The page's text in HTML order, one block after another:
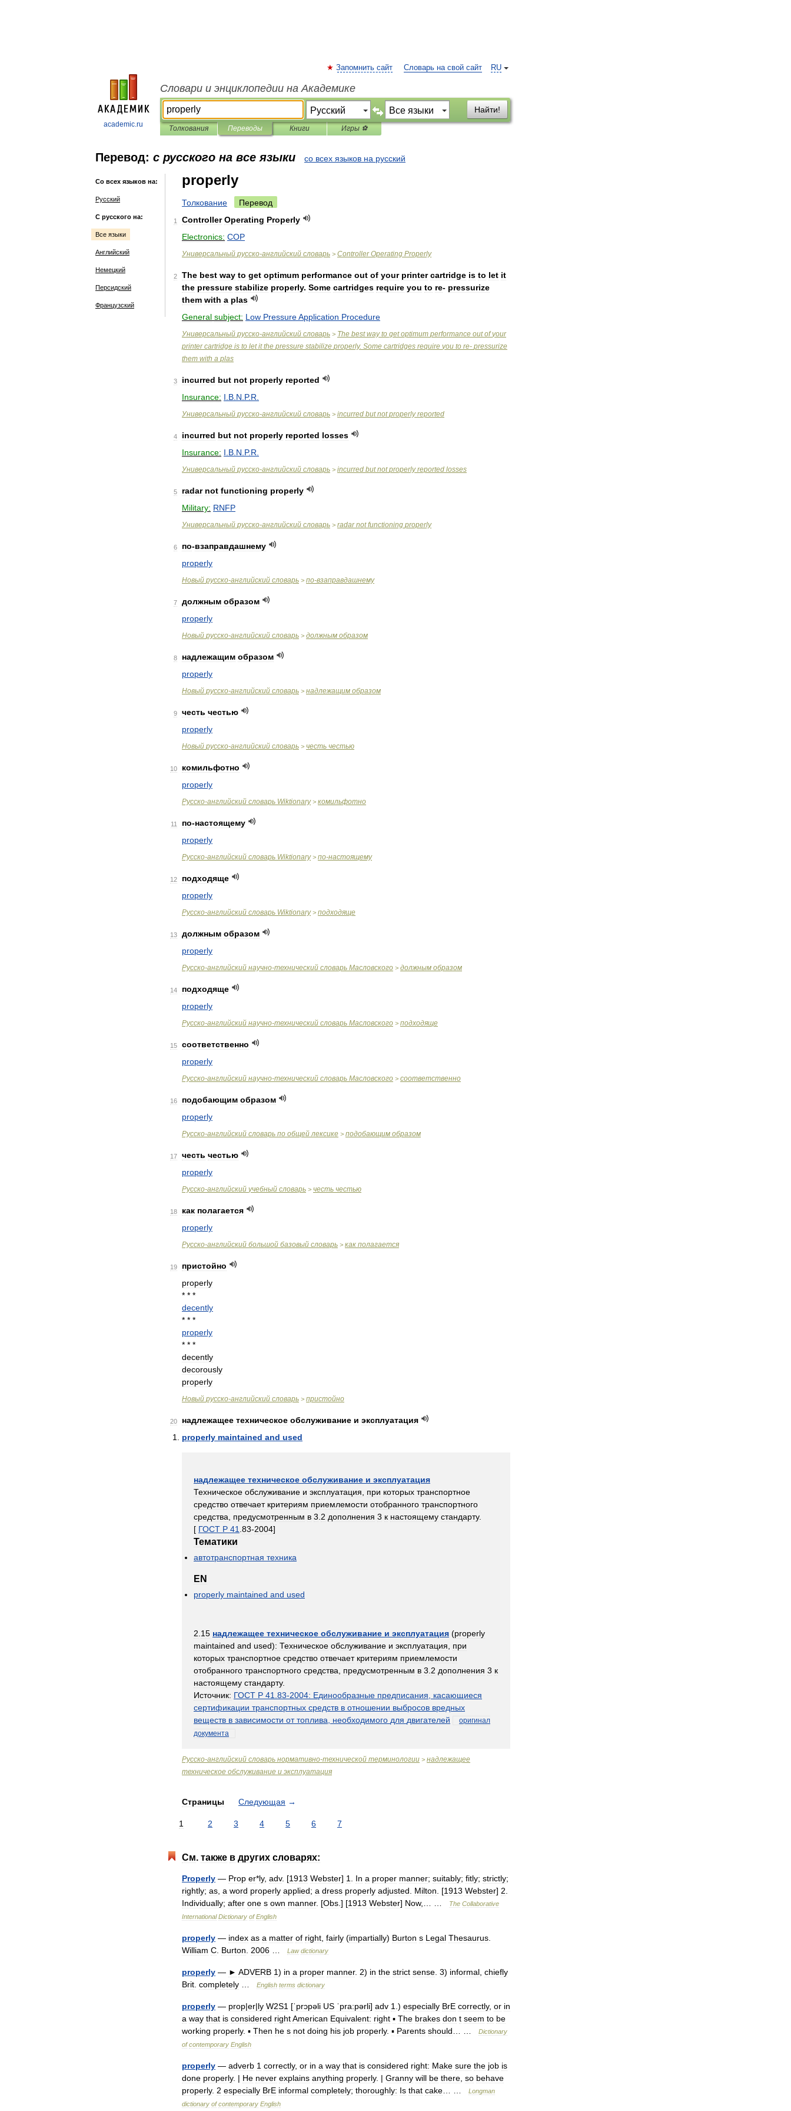
academic.ru
RU
Запомнить сайт Словарь на свой сайт
Словари и энциклопедии на Академике
Найти!
Толкования Переводы Книги Игры ⚽
Перевод: с русского на все языки со всех языков на русский
Со всех языков на:
Русский
С русского на:
Все языки
Английский
Немецкий
Персидский
Французский
properly
Толкование Перевод
1 Controller Operating Properly
Electronics: COP
Универсальный русско-английский словарь > Controller Operating Properly
2 The best way to get optimum performance out of your printer cartridge is to let it
the pressure stabilize properly. Some cartridges require you to re- pressurize
them with a plas
General subject: Low PressureApplication Procedure
Универсальный русско-английский словарь > The best way to get optimum performance out of your
printer cartridge is to let it the pressure stabilize properly. Some cartridges require you to re- pressurize
them with a plas
3 incurred but not properly reported
Insurance: I B N P.R
Универсальный русско-английский словарь > incurred but not properly reported
4 incurred but not properly reported losses
Insurance: I B N P.R
Универсальный русско-английский словарь > incurred but not properly reported losses
5 radar not functioning properly
Military: RNFP
Универсальный русско-английский словарь > radar not functioning properly
6 по-взаправдашнему
properly
Новый русско-английский словарь > по-взаправдашнему
7 должным образом
properly
Новый русско-английский словарь > должным образом
8 надлежащим образом
properly
Новый русско-английский словарь > надлежащим образом
9 честь честью
properly
Новый русско-английский словарь > честь честью
10
комильфотно
properly
Русско-английский словарь Wiktionary> комильфотно
11 по-настоящему
properly
Русско-английский словарь Wiktionary> по-настоящему
12
подходяще
properly
Русско-английский словарь Wiktionary> подходяще
13 должным образом
properly
Русско-английский научно-технический словарь Масловского > должным образом
14
подходяще
properly
Русско-английский научно-технический словарь Масловского > подходяще
15
соответственно
properly
Русско-английский научно-технический словарь Масловского > соответственно
16 подобающим образом
properly
Русско-английский словарь по общей лексике > подобающим образом
17 честь честью
properly
Русско-английский учебный словарь > честь честью
18 как полагается
properly
Русско-английский большой базовый словарь > как полагается
19
пристойно
properly
* * *
decently
* * *
properly
* * *
decently
decorously
properly
Новый русско-английский словарь > пристойно
20 надлежащее техническое обслуживание и эксплуатация
properly maintained and used
надлежащее техническое обслуживание и эксплуатация
Техническое обслуживание и эксплуатация при которых транспортное
средство отвечает критериям приемлемости отобранного транспортного
средства
предусмотренным в 3 2 дополнения 3 к настоящему стандарту.
[ ГОСТ Р 41 83-2004]
Тематики
автотранспортная техника
EN
properly maintained and used
2 15 надлежащее техническое обслуживание и эксплуатация (properly
maintained and used): Техническое обслуживание и эксплуатация
при
которых транспортное средство отвечает критериям приемлемости
отобранного транспортного средства предусмотренным в 3 2 дополнения 3 к
настоящему стандарту.
Источник: ГОСТ Р 41 83-2004: Единообразные предписания
касающиеся
сертификации транспортных средств в отношении выбросов вредных
веществ в зависимости от топлива необходимого для двигателей
оригинал
документа
Русско-английский словарь нормативно-технической терминологии > надлежащее
техническое обслуживание и эксплуатация
Страницы Следующая →
1 2 3 4 5 6 7
См. также в других словарях:
Properly — Prop er*ly, adv. [1913 Webster] 1 In a proper manner; suitably; fitly; strictly;
rightly; as a word properly applied; a dress properly adjusted Milton . [1913 Webster] 2
Individually; after one s own manner. [Obs .] [1913 Webster] Now,… … The Collaborative
International Dictionary of English
properly — index as a matter of right fairly (impartially) Burton s Legal Thesaurus
William C Burton 2006 Law dictionary
properly — ► ADVERB 1) in a proper manner. 2) in the strict sense 3) informal chiefly
Brit completely English terms dictionary
properly — prop|er|ly W2S1 [ˈprɔpəli US ˈpra:pərli] adv 1 .) especially BrE correctly, or in
a way that is considered rightAmerican Equivalent: right ▪ The brakes don t seem to be
working properly. ▪ Then he s not doing his job properly. ▪ Parents should
Dictionary
of contemporary English
properly — adverb 1 correctly, or in a way that is considered right: Make sure the job is
done properly. | He never explains anything properly. | Granny will be there so behave
properly. 2 especially BrE informal completely; thoroughly: Is that cake
Longman
dictionary of contemporary English